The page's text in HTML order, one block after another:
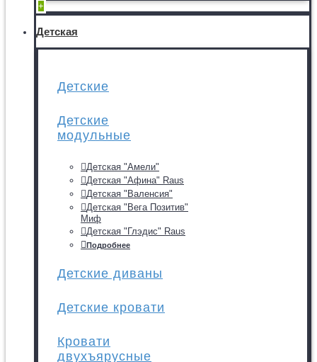
+
Детская
Детские
Детские
модульные
Детская "Амели"
Детская "Афина" Raus
Детская "Валенсия"
Детская "Вега Позитив"
Миф
Детская "Глэдис" Raus
Подробнее
Детские диваны
Детские кровати
Кровати
двухъярусные